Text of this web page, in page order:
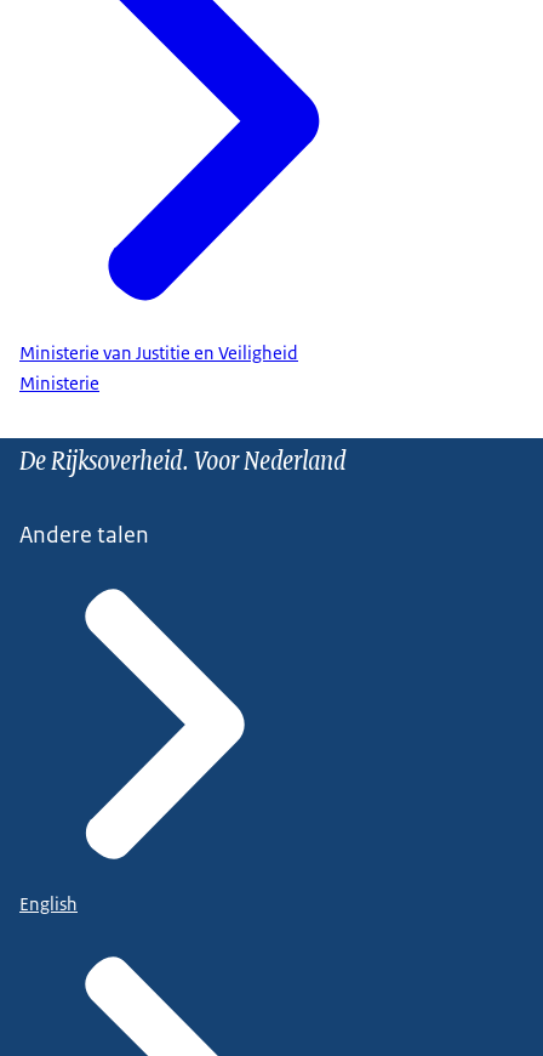
Ministerie van Justitie en Veiligheid
Ministerie
De Rijksoverheid. Voor Nederland
Andere talen
English